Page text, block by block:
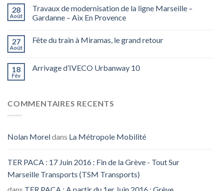
28
Août
Travaux de modernisation de la ligne Marseille –
Gardanne – Aix En Provence
27
Août
Fête du train à Miramas, le grand retour
18
Fév
Arrivage d’IVECO Urbanway 10
COMMENTAIRES RECENTS
Nolan Moreldans La Métropole Mobilité
TER PACA : 17 Juin 2016 : Fin de la Grève - Tout Sur
Marseille Transports (TSM Transports)
dans TER PACA : A partir du 1er Juin 2016 : Grève